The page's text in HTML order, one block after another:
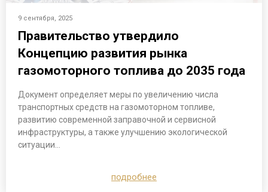
9 сентября, 2025
Правительство утвердило
Концепцию развития рынка
газомоторного топлива до 2035 года
Документ определяет меры по увеличению числа
транспортных средств на газомоторном топливе,
развитию современной заправочной и сервисной
инфраструктуры, а также улучшению экологической
ситуации…
подробнее